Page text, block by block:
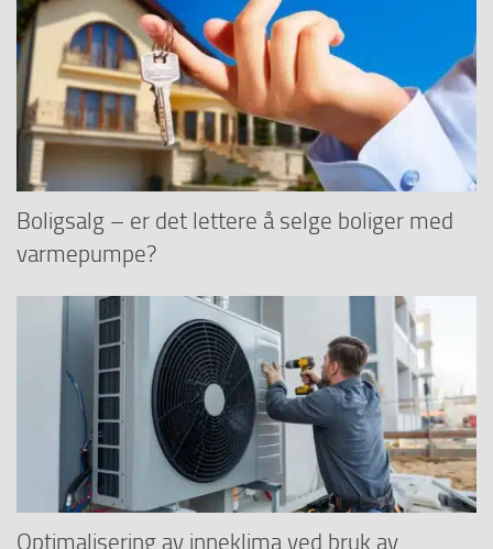
Boligsalg – er det lettere å selge boliger med
varmepumpe?
Optimalisering av inneklima ved bruk av